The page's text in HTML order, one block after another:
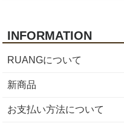
INFORMATION
RUANGについて
新商品
お支払い方法について